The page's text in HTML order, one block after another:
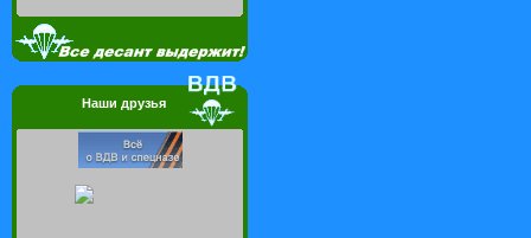
Наши друзья